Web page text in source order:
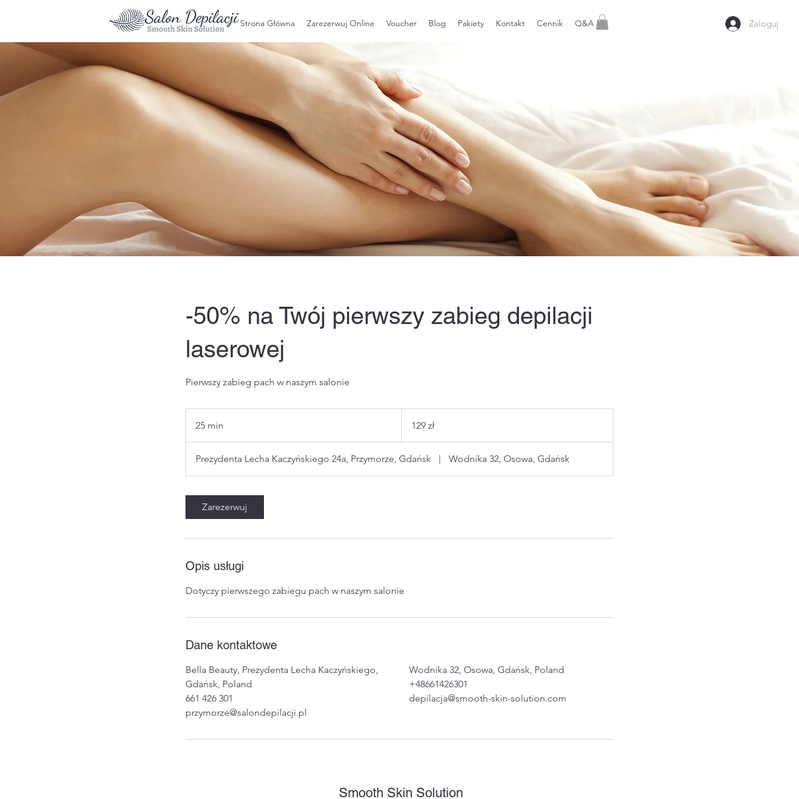
Zaloguj
Strona Główna Zarezerwuj Online Voucher Blog Pakiety Kontakt Cennik Q&A
-50% na Twój pierwszy zabieg depilacji
laserowej
Pierwszy zabieg pach w naszym salonie
25 min
5
polskich
129 zł
Prezydenta Lecha Kaczyńskiego 24a, Przymorze, Gdańsk Wodnika 32, Osowa, Gdańsk
Zarezerwuj
Opis usługi
Dotyczy pierwszego zabiegu pach w naszym salonie
Dane kontaktowe
Bella Beauty, Prezydenta Lecha Kaczyńskiego,
Gdańsk, Poland
661 426 301
przymorze@salondepilacji.pl
Wodnika 32, Osowa, Gdańsk, Poland
+48661426301
depilacja@smooth-skin-solution.com
Smooth Skin Solution